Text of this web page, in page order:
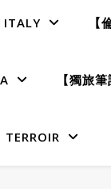
ITALY
【獨旅